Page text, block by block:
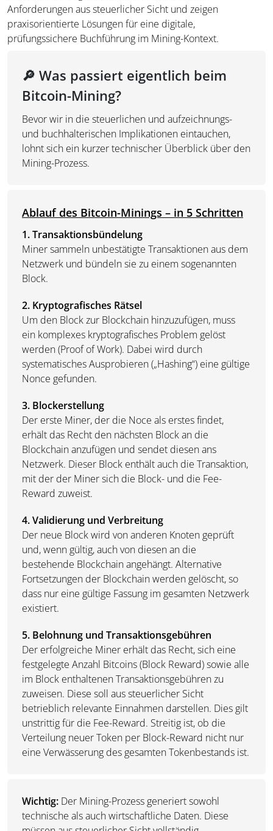
Anforderungen aus steuerlicher Sicht und zeigen
praxisorientierte Lösungen für eine digitale,
prüfungssichere Buchführung im Mining-Kontext.
🔎 Was passiert eigentlich beim
Bitcoin-Mining?
Bevor wir in die steuerlichen und aufzeichnungs-
und buchhalterischen Implikationen eintauchen,
lohnt sich ein kurzer technischer Überblick über den
Mining-Prozess.
Ablauf des Bitcoin-Minings – in 5 Schritten
1. Transaktionsbündelung
Miner sammeln unbestätigte Transaktionen aus dem
Netzwerk und bündeln sie zu einem sogenannten
Block.
2. Kryptografisches Rätsel
Um den Block zur Blockchain hinzuzufügen, muss
ein komplexes kryptografisches Problem gelöst
werden (Proof of Work). Dabei wird durch
systematisches Ausprobieren („Hashing“) eine gültige
Nonce gefunden.
3. Blockerstellung
Der erste Miner, der die Noce als erstes findet,
erhält das Recht den nächsten Block an die
Blockchain anzufügen und sendet diesen ans
Netzwerk. Dieser Block enthält auch die Transaktion,
mit der der Miner sich die Block- und die Fee-
Reward zuweist.
4. Validierung und Verbreitung
Der neue Block wird von anderen Knoten geprüft
und, wenn gültig, auch von diesen an die
bestehende Blockchain angehängt. Alternative
Fortsetzungen der Blockchain werden gelöscht, so
dass nur eine gültige Fassung im gesamten Netzwerk
existiert.
5. Belohnung und Transaktionsgebühren
Der erfolgreiche Miner erhält das Recht, sich eine
festgelegte Anzahl Bitcoins (Block Reward) sowie alle
im Block enthaltenen Transaktionsgebühren zu
zuweisen. Diese soll aus steuerlicher Sicht
betrieblich relevante Einnahmen darstellen. Dies gilt
unstrittig für die Fee-Reward. Streitig ist, ob die
Verteilung neuer Token per Block-Reward nicht nur
eine Verwässerung des gesamten Tokenbestands ist.
Wichtig: Der Mining-Prozess generiert sowohl
technische als auch wirtschaftliche Daten. Diese